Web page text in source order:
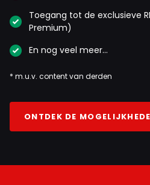
Toegang tot de exclusieve
Premium)
En nog veel meer…
* m.u.v. content van derden
ONTDEK DE